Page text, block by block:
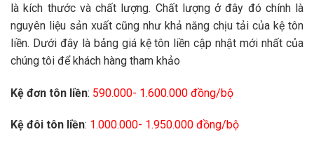
là kích thước và chất lượng. Chất lượng ở đây đó chính là
nguyên liệu sản xuất cũng như khả năng chịu tải của kệ tôn
liền. Dưới đây là bảng giá kệ tôn liền cập nhật mới nhất của
chúng tôi để khách hàng tham khảo
Kệ đơn tôn liền: 590.000- 1.600.000 đồng/bộ
Kệ đôi tôn liền: 1.000.000- 1.950.000 đồng/bộ